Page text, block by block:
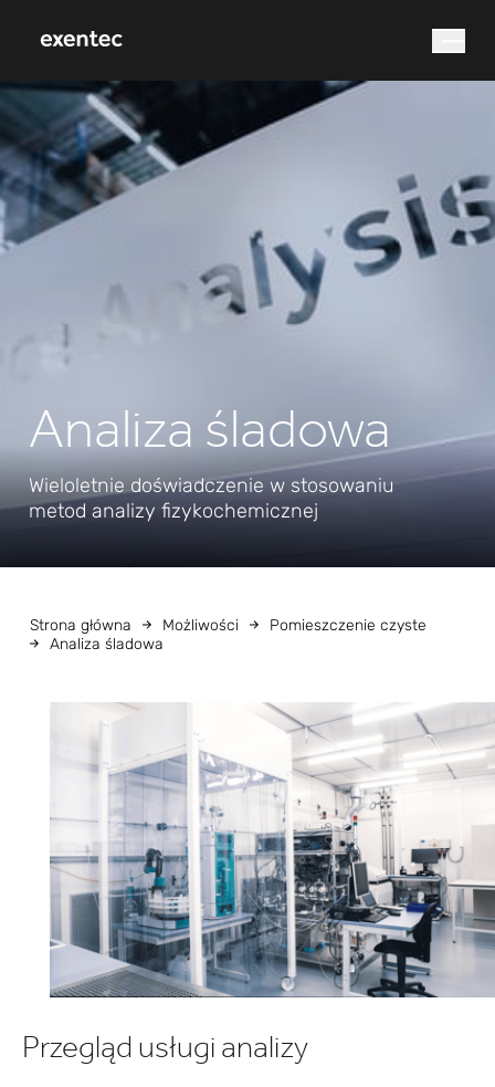
Czego szukasz?
Analiza śladowa
Wieloletnie doświadczenie w stosowaniu
metod analizy fizykochemicznej
Strona główna Możliwości
Pomieszczenie czyste
Analiza śladowa
Przegląd usługi analizy